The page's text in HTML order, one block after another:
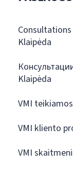
Klaipėda
Klaipėda
VMI
VMI kliento
VMI